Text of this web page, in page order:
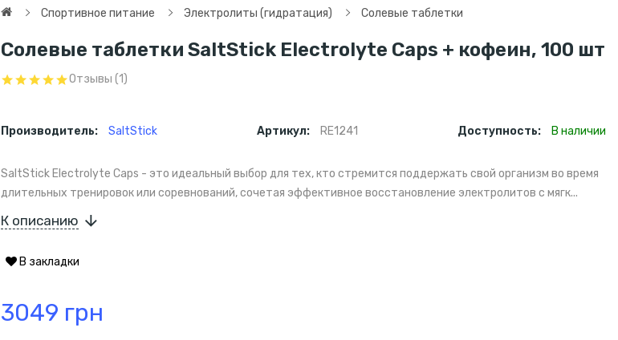
Спортивное питание Электролиты (гидратация) Солевые таблетки
Солевые таблетки SaltStick Electrolyte Caps + кофеин, 100 шт
Отзывы (1)
Производитель: SaltStick Артикул: RE1241 Доступность: В наличии
SaltStick Electrolyte Caps - это идеальный выбор для тех, кто стремится поддержать свой организм во время
длительных тренировок или соревнований, сочетая эффективное восстановление электролитов с мягк...
К описанию
В закладки
3049 грн